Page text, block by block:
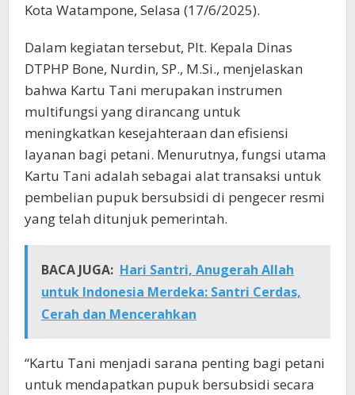
Kota Watampone, Selasa (17/6/2025).
Dalam kegiatan tersebut, Plt. Kepala Dinas
DTPHP Bone, Nurdin, SP., M.Si., menjelaskan
bahwa Kartu Tani merupakan instrumen
multifungsi yang dirancang untuk
meningkatkan kesejahteraan dan efisiensi
layanan bagi petani. Menurutnya, fungsi utama
Kartu Tani adalah sebagai alat transaksi untuk
pembelian pupuk bersubsidi di pengecer resmi
yang telah ditunjuk pemerintah.
BACA JUGA: Hari Santri, Anugerah Allah
untuk Indonesia Merdeka: Santri Cerdas,
Cerah dan Mencerahkan
“Kartu Tani menjadi sarana penting bagi petani
untuk mendapatkan pupuk bersubsidi secara